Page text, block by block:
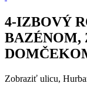
4-IZBOVÝ
BAZÉNOM,
Zobraziť ulicu,